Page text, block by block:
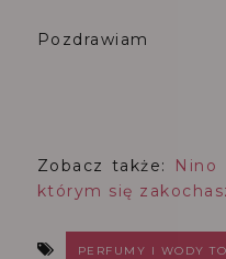
Pozdrawiam
Zobacz także: Nino
którym się
PERFUMY I WODY